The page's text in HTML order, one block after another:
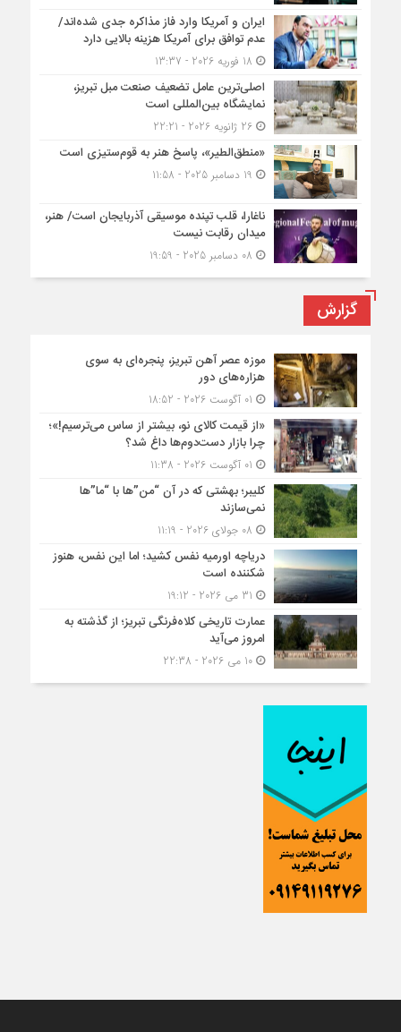
ایران و آمریکا وارد فاز مذاکره جدی شده‌اند/
عدم توافق برای آمریکا هزینه بالایی دارد
اصلی‌ترین عامل تضعیف صنعت مبل تبریز،
نمایشگاه بین‌المللی است
26 ژانویه 2026 - 22:21
«منطق‌الطیر»، پاسخ هنر به قوم‌ستیزی است
ناغارا، قلب تپنده موسیقی آذربایجان است/ هنر،
میدان رقابت نیست
گزارش
موزه عصر آهن تبریز، پنجره‌ای به سوی
هزاره‌های دور
«از قیمت کالای نو، بیشتر از ساس می‌ترسیم!»؛
چرا بازار دست‌دوم‌ها داغ شد؟
کلیبر؛ بهشتی که در آن “من”ها با “ما”ها
نمی‌سازند
دریاچه اورمیه نفس کشید؛ اما این نفس، هنوز
شکننده است
عمارت تاریخی کلاه‌فرنگی تبریز؛ از گذشته به
امروز می‌آید
10 می 2026 - 22:38